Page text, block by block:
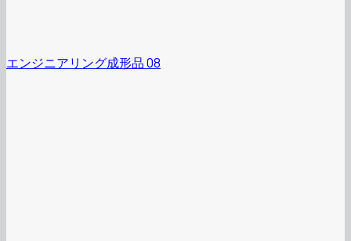
エンジニアリング成形品 08